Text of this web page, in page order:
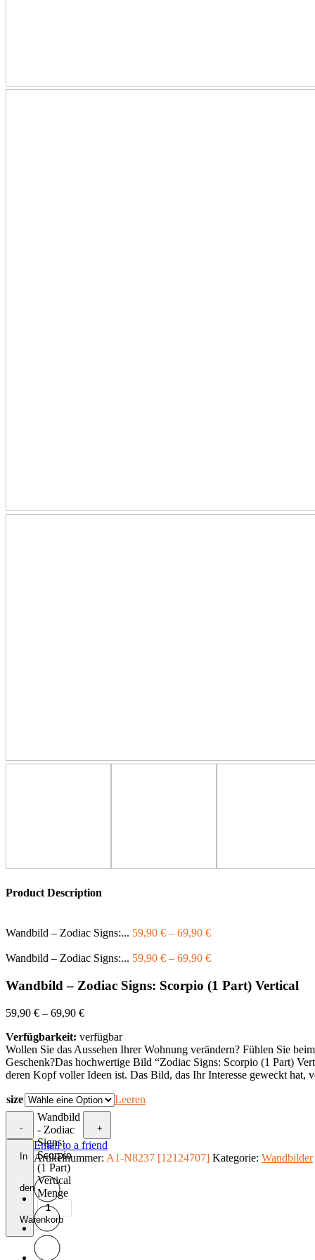
Product Description
Wandbild – Zodiac Signs:... 59,90 € – 69,90 €
Wandbild – Zodiac Signs:... 59,90 € – 69,90 €
Wandbild – Zodiac Signs: Scorpio (1 Part) Vertical
59,90 € – 69,90 €
Verfügbarkeit: verfügbar
Wollen Sie das Aussehen Ihrer Wohnung verändern? Fühlen Sie
Geschenk?Das hochwertige Bild “Zodiac Signs: Scorpio (1 Part)
deren Kopf voller Ideen ist. Das Bild, das Ihr Interesse geweckt
size Leeren
-
Wandbild
- Zodiac
Signs:
Scorpio
(1 Part)
Vertical
Menge
+
In
den
Warenkorb
Email to a friend
Artikelnummer: A1-N8237 [12124707] Kategorie: Wandbilder